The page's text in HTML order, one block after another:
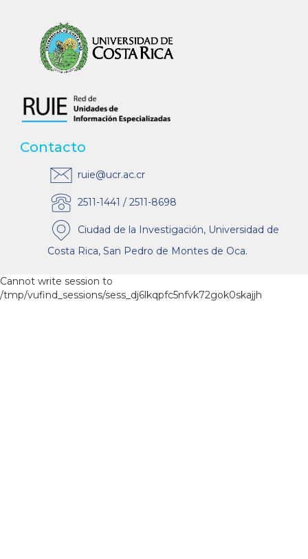
Contacto
ruie@ucr.ac.cr
2511-1441 / 2511-8698
Ciudad de la Investigación, Universidad de
Costa Rica, San Pedro de Montes de Oca.
Cannot write session to
/tmp/vufind_sessions/sess_dj6lkqpfc5nfvk72gok0skajjh